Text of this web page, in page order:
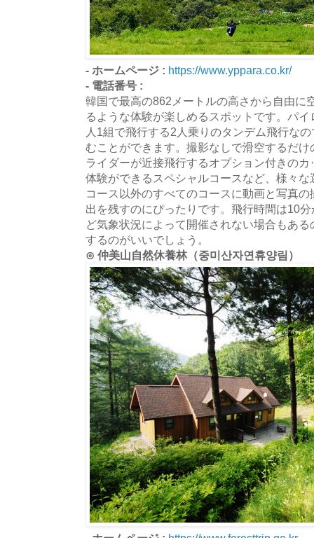
- ホームページ : https://www.yppara.co.kr/
- 電話番号 :
韓国で最高の862メートルの高さから自由に
るような体験が楽しめるスポットです。パ
人1組で飛行する2人乗りのタンデム飛行な
むことができます。撮影なしで滑空するだ
ライダーが近接飛行するオプション付きの
体験ができるスペシャルコースなど、様々
コース以外のすべてのコースに動画と写真
出を残すのにぴったりです。飛行時間は10
ど気象状況によって開催されない場合もあ
するのがいいでしょう。
⊙ 仲美山自然休養林（중미산자연휴양림）